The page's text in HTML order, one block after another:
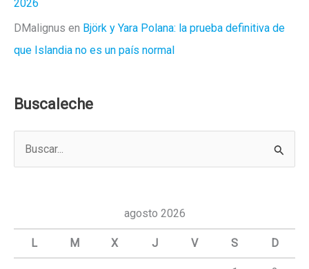
2026
DMalignus en Björk y Yara Polana: la prueba definitiva de
que Islandia no es un país normal
Buscaleche
a
agosto 2026
L M X J V S D